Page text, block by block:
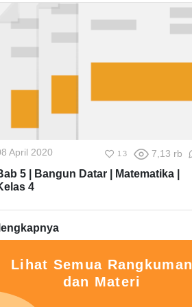
April 2020 13 7,13 rb
5 | Bangun Datar | Matematika |
4
Lihat Semua Rangkuman
dan Materi